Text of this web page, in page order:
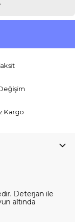
Kargo
Deterjan ile
altında